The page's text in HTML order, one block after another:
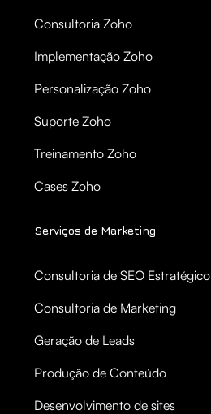
Consultoria Zoho
Implementação Zoho
Personalização Zoho
Suporte Zoho
Treinamento Zoho
Cases Zoho
Serviços de Marketing
Consultoria de SEO Estratégico
Consultoria de Marketing
Geração de Leads
Produção de Conteúdo
Desenvolvimento de sites